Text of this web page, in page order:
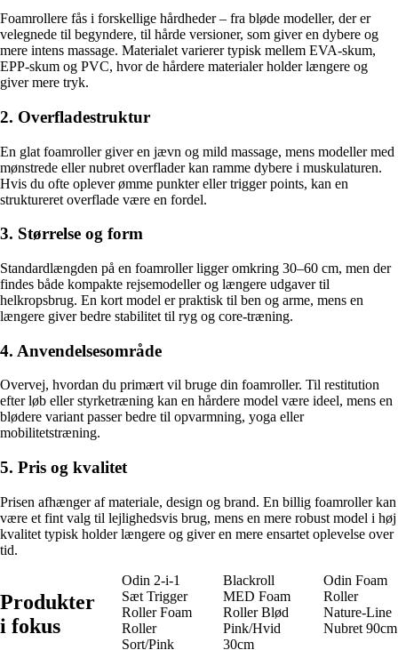
Foamrollere fås i forskellige hårdheder – fra bløde modeller, der er
velegnede til begyndere, til hårde versioner, som giver en dybere og
mere intens massage. Materialet varierer typisk mellem EVA-skum,
EPP-skum og PVC, hvor de hårdere materialer holder længere og
giver mere tryk.
2. Overfladestruktur
En glat foamroller giver en jævn og mild massage, mens modeller med
mønstrede eller nubret overflader kan ramme dybere i muskulaturen.
Hvis du ofte oplever ømme punkter eller trigger points, kan en
struktureret overflade være en fordel.
3. Størrelse og form
Standardlængden på en foamroller ligger omkring 30–60 cm, men der
findes både kompakte rejsemodeller og længere udgaver til
helkropsbrug. En kort model er praktisk til ben og arme, mens en
længere giver bedre stabilitet til ryg og core-træning.
4. Anvendelsesområde
Overvej, hvordan du primært vil bruge din foamroller. Til restitution
efter løb eller styrketræning kan en hårdere model være ideel, mens en
blødere variant passer bedre til opvarmning, yoga eller
mobilitetstræning.
5. Pris og kvalitet
Prisen afhænger af materiale, design og brand. En billig foamroller kan
være et fint valg til lejlighedsvis brug, mens en mere robust model i høj
kvalitet typisk holder længere og giver en mere ensartet oplevelse over
tid.
Produkter
i fokus
Odin 2-i-1
Sæt Trigger
Roller Foam
Roller
Sort/Pink
Blackroll
MED Foam
Roller Blød
Pink/Hvid
30cm
Odin Foam
Roller
Nature-Line
Nubret 90cm